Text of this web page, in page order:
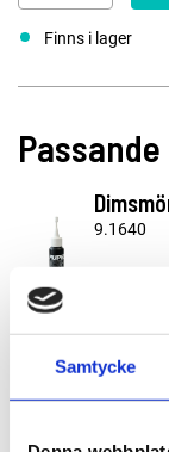
Samtycke
Finns i lager
9.1640
103205152